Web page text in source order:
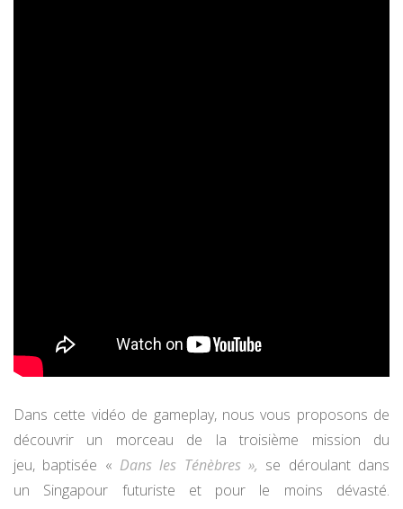
Dans cette vidéo de gameplay, nous vous proposons de
découvrir un morceau de la troisième mission du
jeu, baptisée « Dans les Ténèbres », se déroulant dans
un Singapour futuriste et pour le moins dévasté.